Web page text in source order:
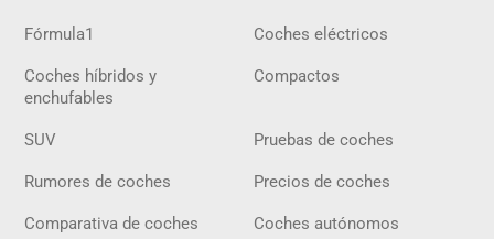
Fórmula1 Coches eléctricos
Coches híbridos y
enchufables
Compactos
SUV Pruebas de coches
Rumores de coches Precios de coches
Comparativa de coches Coches autónomos